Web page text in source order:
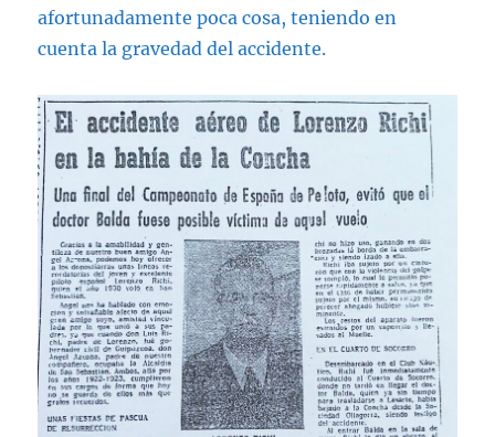
afortunadamente poca cosa, teniendo en
cuenta la gravedad del accidente.